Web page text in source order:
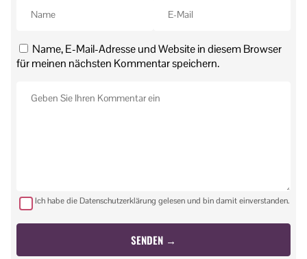
Name, E-Mail-Adresse und Website in diesem Browser
für meinen nächsten Kommentar speichern.
Ich habe die Datenschutzerklärung gelesen und bin damit einverstanden.